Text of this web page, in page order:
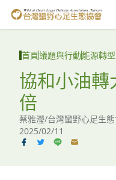
台灣蠻野心足生態協會
議題與行動
環境教育
白海豚媽祖宮
首頁議題與行動能源轉
協和小油
倍
蔡雅瀅/台灣蠻野心足生
2025/02/11